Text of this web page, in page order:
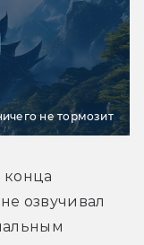
не тормозит
конца
озвучивал